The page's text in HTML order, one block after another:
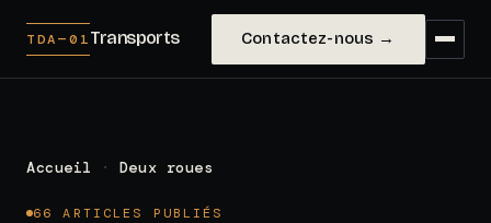
TDA—01Transports Contactez-nous →
Accueil · Deux roues
66 ARTICLES PUBLIÉS